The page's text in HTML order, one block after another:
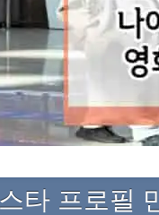
타 프로필